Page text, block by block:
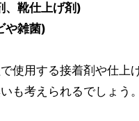
、靴仕上げ剤)
や雑菌)
使用する接着剤や仕上
も考えられるでしょう。